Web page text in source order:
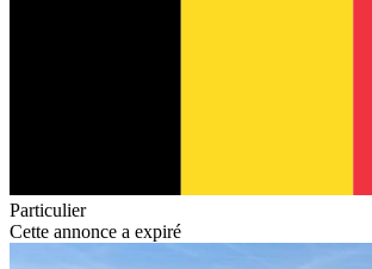
Particulier
Cette annonce a expiré